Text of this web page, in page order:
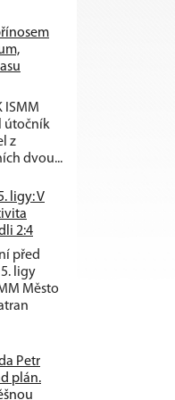
ISMM
útočník
z
dvou...
ligy: V
2:4
před
ligy
Město
Petr
plán.